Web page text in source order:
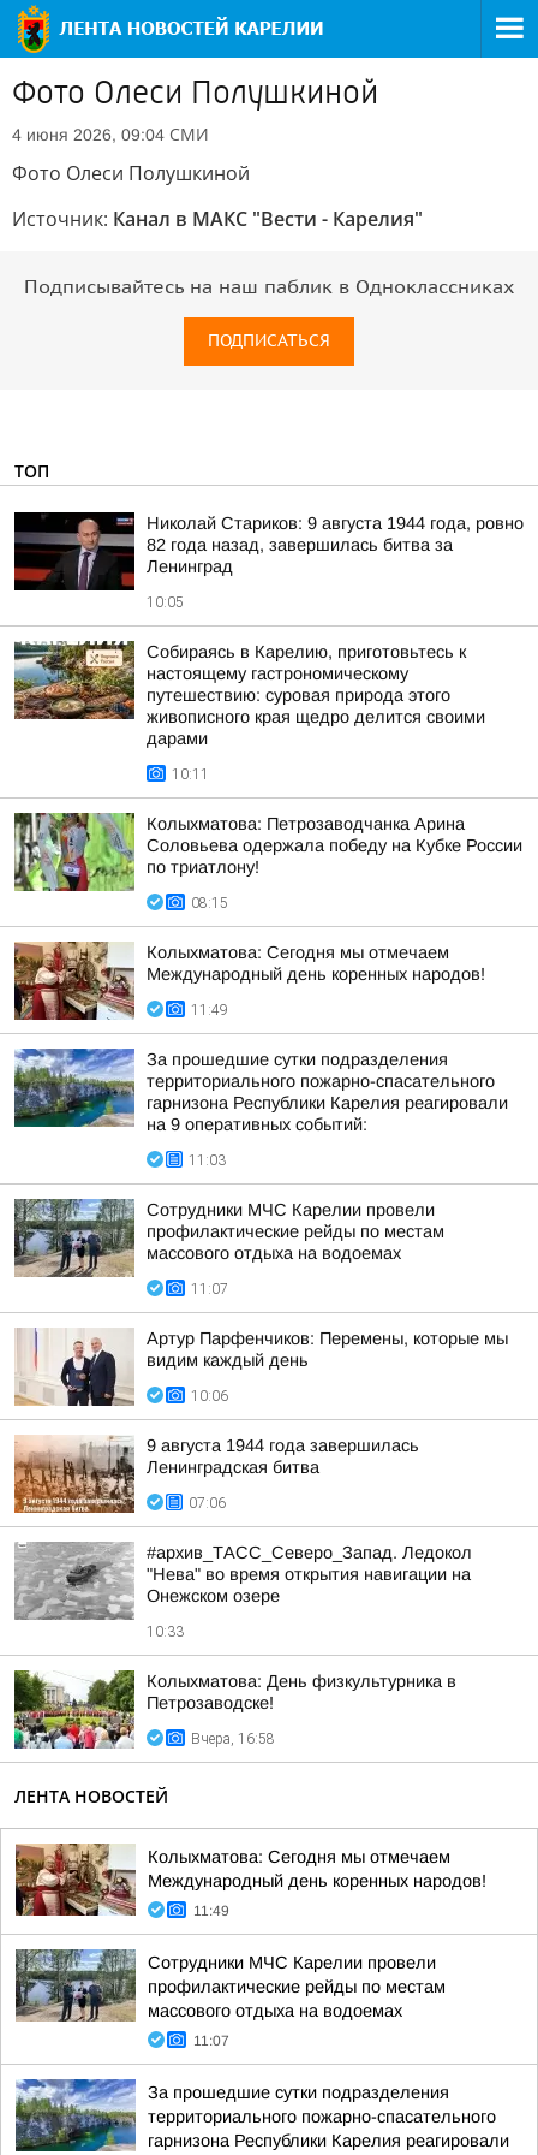
Фото Олеси Полушкиной
4 июня 2026, 09:04 СМИ
Фото Олеси Полушкиной
Источник: Канал в МАКС "Вести - Карелия"
Подписывайтесь на наш паблик в Одноклассниках
ПОДПИСАТЬСЯ
ТОП
Николай Стариков: 9 августа 1944 года, ровно
82 года назад, завершилась битва за
Ленинград
10:05
Собираясь в Карелию, приготовьтесь к
настоящему гастрономическому
путешествию: суровая природа этого
живописного края щедро делится своими
дарами
10:11
Колыхматова: Петрозаводчанка Арина
Соловьева одержала победу на Кубке России
по триатлону!
08:15
Колыхматова: Сегодня мы отмечаем
Международный день коренных народов!
11:49
За прошедшие сутки подразделения
территориального пожарно-спасательного
гарнизона Республики Карелия реагировали
на 9 оперативных событий:
11:03
Сотрудники МЧС Карелии провели
профилактические рейды по местам
массового отдыха на водоемах
11:07
Артур Парфенчиков: Перемены, которые мы
видим каждый день
10:06
9 августа 1944 года завершилась
Ленинградская битва
07:06
#архив_ТАСС_Северо_Запад. Ледокол
"Нева" во время открытия навигации на
Онежском озере
10:33
Колыхматова: День физкультурника в
Петрозаводске!
Вчера, 16:58
ЛЕНТА НОВОСТЕЙ
Колыхматова: Сегодня мы отмечаем
Международный день коренных народов!
11:49
Сотрудники МЧС Карелии провели
профилактические рейды по местам
массового отдыха на водоемах
11:07
За прошедшие сутки подразделения
территориального пожарно-спасательного
гарнизона Республики Карелия реагировали